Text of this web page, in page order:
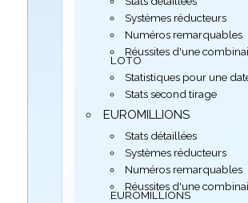
Systèmes réducteurs
Numéros remarquables
Réussites d'une
LOTO
Statistiques pour une
Stats second tirage
EUROMILLIONS
Stats détaillées
Systèmes réducteurs
Numéros remarquables
Réussites d'une
EUROMILLIONS